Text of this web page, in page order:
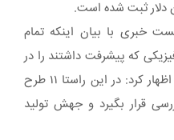
خبری با بیان اینکه تمام
که پیشرفت داشتند را در
راستای شعار سال راه‌اندازی کنیم، اظهار کرد: در این راستا ۱۱ طرح
قرار بگیرد و جهش تولید